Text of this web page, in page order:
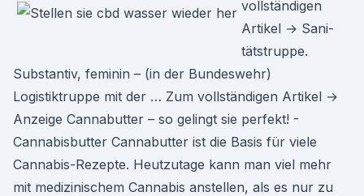
vollständigen
Artikel → Sa­ni­
täts­trup­pe.
Substantiv, feminin – (in der Bundeswehr)
Logistiktruppe mit der … Zum vollständigen Artikel →
Anzeige Cannabutter – so gelingt sie perfekt! -
Cannabisbutter Cannabutter ist die Basis für viele
Cannabis-Rezepte. Heutzutage kann man viel mehr
mit medizinischem Cannabis anstellen, als es nur zu